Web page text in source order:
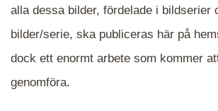
När du ser blåa, röda eller gröna
en serie i varje. Dra i kartan för att
närmare det område Du söker och
mappen.
alla dessa bilder, fördelade i bildserier
bilder/serie, ska publiceras här på
dock ett enormt arbete som kommer
genomföra.